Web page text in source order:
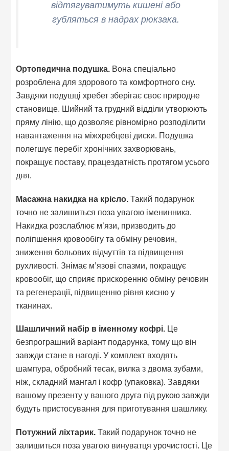
відтягуватимуть кишені або
губляться в надрах рюкзака.
Ортопедична подушка. Вона спеціально
розроблена для здорового та комфортного сну.
Завдяки подушці хребет зберігає своє природне
становище. Шийний та грудний відділи утворюють
пряму лінію, що дозволяє рівномірно розподілити
навантаження на міжхребцеві диски. Подушка
полегшує перебіг хронічних захворювань,
покращує поставу, працездатність протягом усього
дня.
Масажна накидка на крісло. Такий подарунок
точно не залишиться поза увагою іменинника.
Накидка розслаблює м’язи, призводить до
поліпшення кровообігу та обміну речовин,
зниження больових відчуттів та підвищення
рухливості. Знімає м’язові спазми, покращує
кровообіг, що сприяє прискоренню обміну речовин
та регенерації, підвищенню рівня кисню у
тканинах.
Шашличний набір в іменному кофрі. Це
безпрограшний варіант подарунка, тому що він
завжди стане в нагоді. У комплект входять
шампура, обробний тесак, вилка з двома зубами,
ніж, складний мангал і кофр (упаковка). Завдяки
вашому презенту у вашого друга під рукою завжди
будуть пристосування для приготування шашлику.
Потужний ліхтарик. Такий подарунок точно не
залишиться поза увагою винуватця урочистості. Це